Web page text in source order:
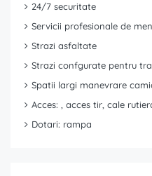
24/7 securitate
Servicii profesionale de
Strazi asfaltate
Strazi confgurate pentru
Spatii largi manevrare
Acces: , acces tir, cale
Dotari: rampa